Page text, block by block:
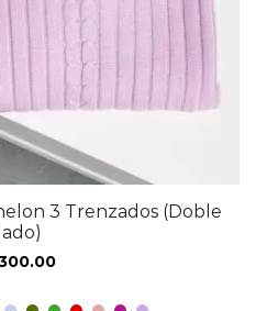
3 Trenzados (Doble